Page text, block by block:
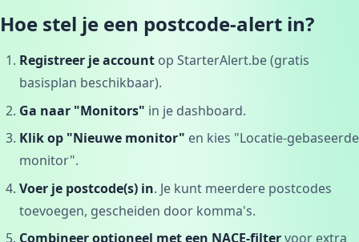
Hoe stel je een postcode-alert in?
Registreer je account op StarterAlert.be (gratis
basisplan beschikbaar).
Ga naar "Monitors" in je dashboard.
Klik op "Nieuwe monitor" en kies "Locatie-gebaseerde
monitor".
Voer je postcode(s) in. Je kunt meerdere postcodes
toevoegen, gescheiden door komma's.
Combineer optioneel met een NACE-filtervoor extra